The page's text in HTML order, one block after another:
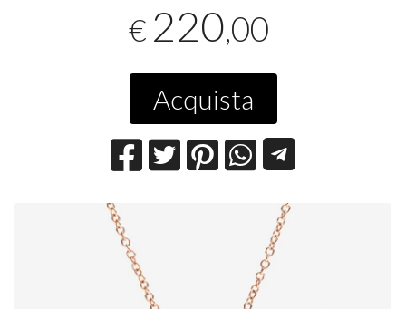
€ 220,00
Acquista